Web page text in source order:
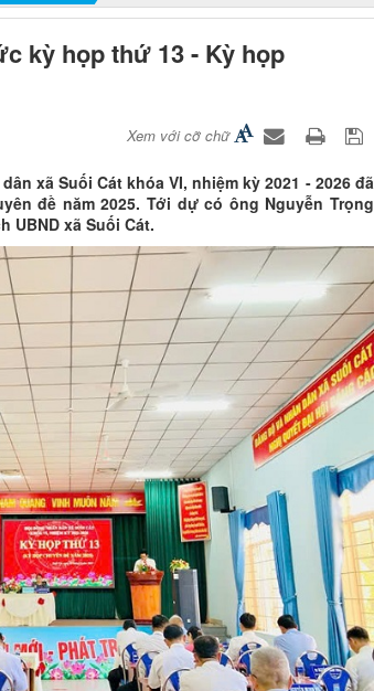
kỳ họp thứ 13 - Kỳ họp
Xem với cỡ chữ
xã Suối Cát khóa VI, nhiệm kỳ 2021 - 2026 đã
đề năm 2025. Tới dự có ông Nguyễn Trọng
UBND xã Suối Cát.